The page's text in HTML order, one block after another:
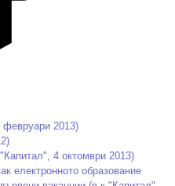
2013)
4 октомври 2013)
електронното образование